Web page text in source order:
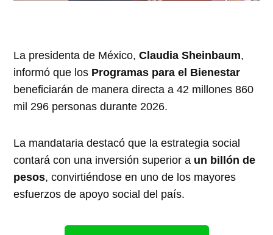
La presidenta de México,Claudia Sheinbaum,
informó que los Programas para el Bienestar
beneficiarán de manera directa a 42 millones 860
mil 296 personas durante 2026.
La mandataria destacó que la estrategia social
contará con una inversión superior a un billón de
pesos, convirtiéndose en uno de los mayores
esfuerzos de apoyo social del país.